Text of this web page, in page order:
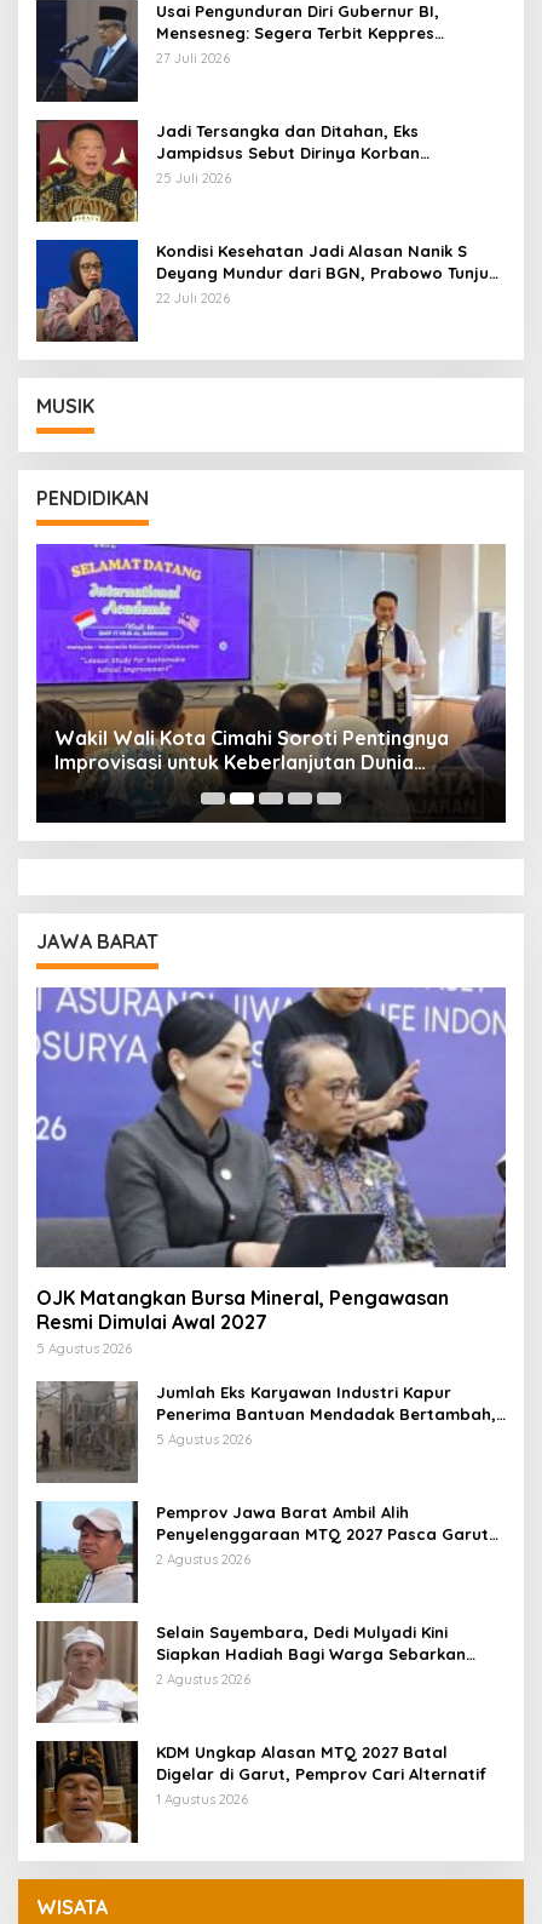
Usai Pengunduran Diri Gubernur BI,
Mensesneg: Segera Terbit Keppres
Pemberhentian dengan Hormat
27 Juli 2026
Jadi Tersangka dan Ditahan, Eks
Jampidsus Sebut Dirinya Korban
Kriminalisasi
25 Juli 2026
Kondisi Kesehatan Jadi Alasan Nanik S
Deyang Mundur dari BGN, Prabowo Tunjuk
Wamentan Sudaryono
22 Juli 2026
MUSIK
PENDIDIKAN
Wakil Wali Kota Cimahi Soroti Pentingnya
Improvisasi untuk Keberlanjutan Dunia
Pendidikan
JAWA BARAT
OJK Matangkan Bursa Mineral, Pengawasan
Resmi Dimulai Awal 2027
5 Agustus 2026
Jumlah Eks Karyawan Industri Kapur
Penerima Bantuan Mendadak Bertambah,
KDM: Kita Identifikasi
5 Agustus 2026
Pemprov Jawa Barat Ambil Alih
Penyelenggaraan MTQ 2027 Pasca Garut
Mundur Jadi Tuan Rumah
2 Agustus 2026
Selain Sayembara, Dedi Mulyadi Kini
Siapkan Hadiah Bagi Warga Sebarkan
Lokasi Penjualan Narkotika
2 Agustus 2026
KDM Ungkap Alasan MTQ 2027 Batal
Digelar di Garut, Pemprov Cari Alternatif
1 Agustus 2026
WISATA